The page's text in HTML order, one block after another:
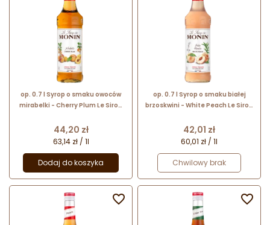
op. 0.7 l Syrop o smaku owoców
mirabelki - Cherry Plum Le Sirop
Cena
44,20 zł
63,14 zł / 1l
Dodaj do koszyka
op. 0.7 l Syrop o smaku białej
brzoskwini - White Peach Le Sirop
Cena
42,01 zł
60,01 zł / 1l
Chwilowy brak
 